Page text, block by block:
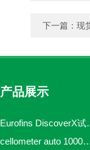
下一篇： 现
产品展示
cellometer auto 1000全自